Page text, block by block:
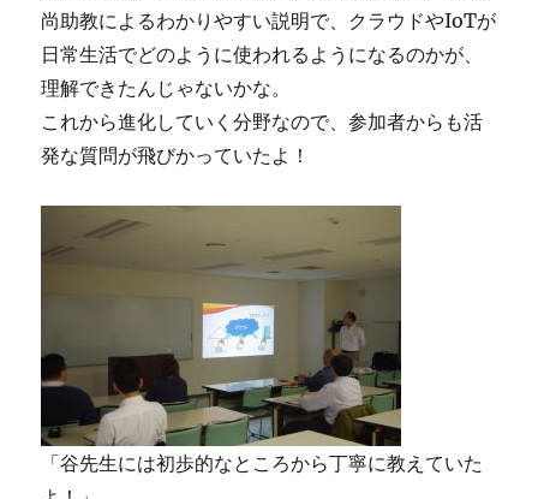
尚助教によるわかりやすい説明で、クラウドやIoTが
日常生活でどのように使われるようになるのかが、
理解できたんじゃないかな。
これから進化していく分野なので、参加者からも活
発な質問が飛びかっていたよ！
「谷先生には初歩的なところから丁寧に教えていた